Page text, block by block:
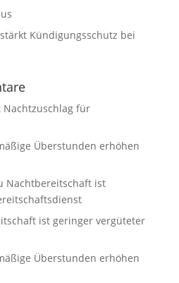
Kündigungsschutz bei
Nachtzuschlag für
Überstunden erhöhen
Nachtbereitschaft ist
ist geringer vergüteter
Überstunden erhöhen